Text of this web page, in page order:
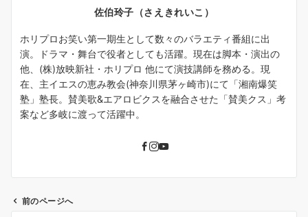
佐伯玲子（さえきれいこ）
ホリプロお笑い第一期生として数々のバラエティ番組に出
演。ドラマ・舞台で役者としても活躍。現在は脚本・演出の
他、(株)放映新社・ホリプロ 他にて演技講師を務める。現
在、主イエスの恵み教会(神奈川県茅ヶ崎市)にて「湘南爆笑
塾」塾長。賛美歌&エアロビクスを融合させた「賛美クス」考
案など多岐に渡って活躍中。
前のページへ